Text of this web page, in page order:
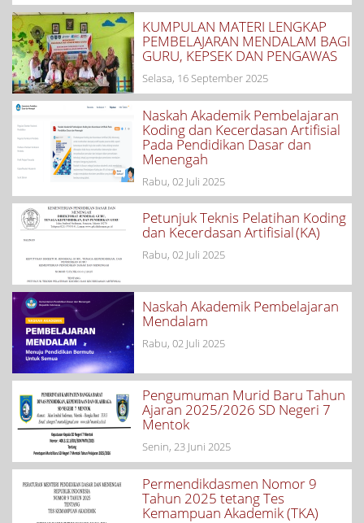
KUMPULAN MATERI LENGKAP
PEMBELAJARAN MENDALAM BAGI
GURU, KEPSEK DAN PENGAWAS
Selasa, 16 September 2025
Naskah Akademik Pembelajaran
Koding dan Kecerdasan Artifisial
Pada Pendidikan Dasar dan
Menengah
Rabu, 02 Juli 2025
Petunjuk Teknis Pelatihan Koding
dan Kecerdasan Artifisial (KA)
Rabu, 02 Juli 2025
Naskah Akademik Pembelajaran
Mendalam
Rabu, 02 Juli 2025
Pengumuman Murid Baru Tahun
Ajaran 2025/2026 SD Negeri 7
Mentok
Senin, 23 Juni 2025
Permendikdasmen Nomor 9
Tahun 2025 tetang Tes
Kemampuan Akademik (TKA)